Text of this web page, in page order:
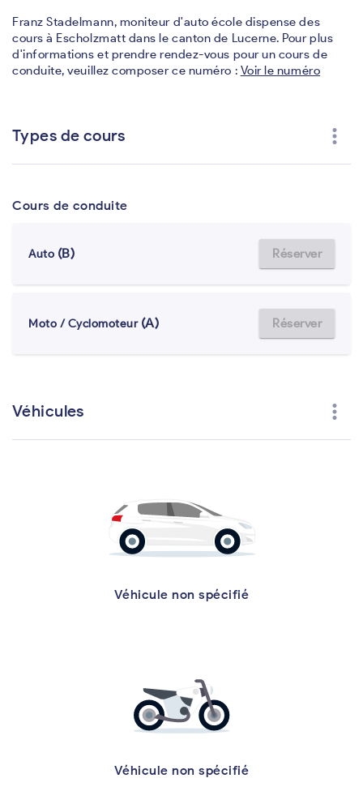
Franz Stadelmann, moniteur d'auto école dispense des
cours à Escholzmatt dans le canton de Lucerne. Pour plus
d'informations et prendre rendez-vous pour un cours de
conduite, veuillez composer ce numéro : Voir le numéro
Types de cours more_vert
Cours de conduite
Auto (B) Réserver
Moto / Cyclomoteur (A) Réserver
Véhicules more_vert
Véhicule non spécifié
Véhicule non spécifié